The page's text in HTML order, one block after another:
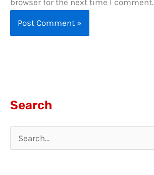
Search